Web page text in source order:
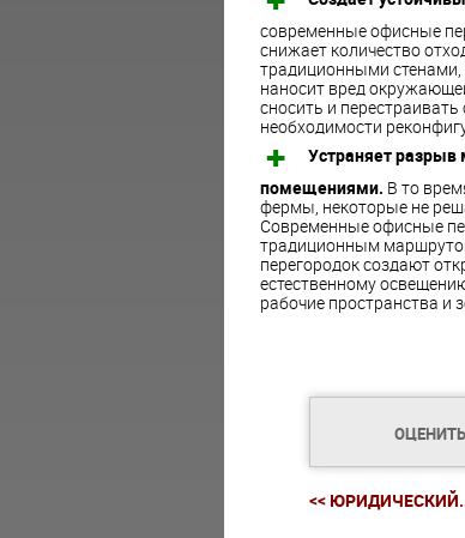
современные офисные
снижает количество
традиционными стенами,
наносит вред
сносить и
необходимости
Устраняет
помещениями. В то
фермы, некоторые не
Современные офисные
традиционным
перегородок создают
естественному
рабочие пространства и
<<